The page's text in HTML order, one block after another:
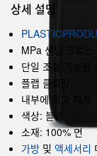
상세 설명
MPa 샌딩 크로스
단일 조절 가능한
플랩 클로징
내부에 로고 패치
색상: 블랙
소재: 100% 면
가방 및 액세서리